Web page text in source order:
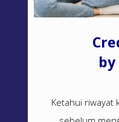
Ketahui riwayat